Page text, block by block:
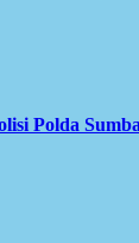
Polda